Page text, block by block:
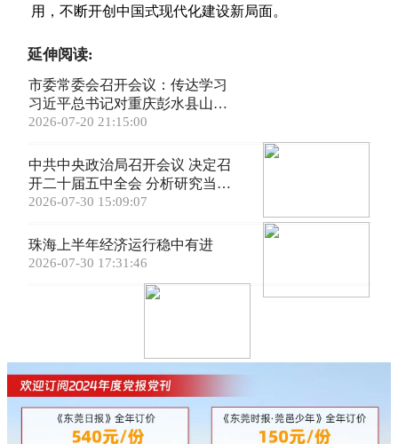
用，不断开创中国式现代化建设新局面。
延伸阅读:
市委常委会召开会议：传达学习
习近平总书记对重庆彭水县山体
崩塌作出的重要指示精神， 研究
等工作
2026-07-20 21:15:00
中共中央政治局召开会议 决定召
开二十届五中全会 分析研究当前
经济形势和经济工作 中共中央总
2026-07-30 15:09:07
珠海上半年经济运行稳中有进
2026-07-30 17:31:46